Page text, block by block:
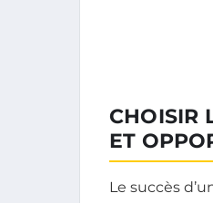
CHOISIR
ET
Le succès